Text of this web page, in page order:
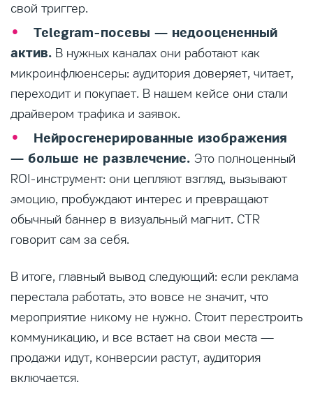
свой триггер.
Telegram-посевы — недооцененный
актив. В нужных каналах они работают как
микроинфлюенсеры: аудитория доверяет, читает,
переходит и покупает. В нашем кейсе они стали
драйвером трафика и заявок.
Нейросгенерированные изображения
— больше не развлечение. Это полноценный
ROI-инструмент: они цепляют взгляд, вызывают
эмоцию, пробуждают интерес и превращают
обычный баннер в визуальный магнит. CTR
говорит сам за себя.
В итоге, главный вывод следующий: если реклама
перестала работать, это вовсе не значит, что
мероприятие никому не нужно. Стоит перестроить
коммуникацию, и все встает на свои места —
продажи идут, конверсии растут, аудитория
включается.